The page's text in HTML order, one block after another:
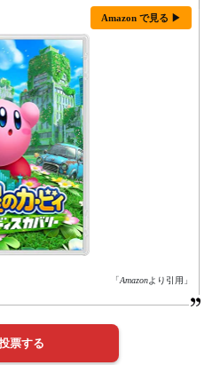
Amazon で見る ▶
「Amazonより引用」